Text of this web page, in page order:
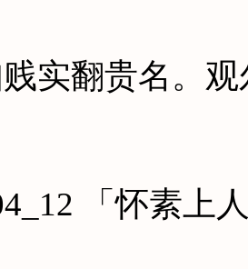
翻贵名。观
「怀素上人